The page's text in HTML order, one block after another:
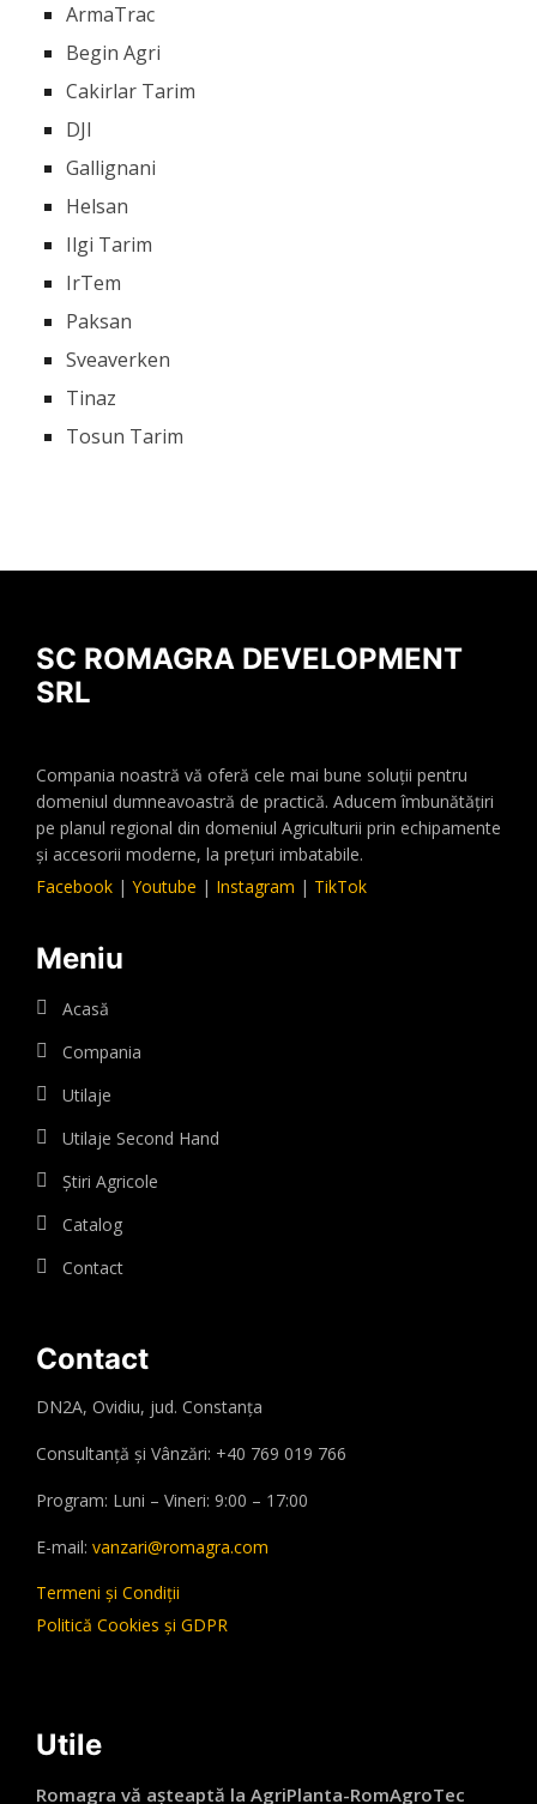
ArmaTrac
Begin Agri
Cakirlar Tarim
DJI
Gallignani
Helsan
Ilgi Tarim
IrTem
Paksan
Sveaverken
Tinaz
Tosun Tarim
SC ROMAGRA DEVELOPMENT
SRL
Compania noastră vă oferă cele mai bune soluții pentru
domeniul dumneavoastră de practică. Aducem îmbunătățiri
pe planul regional din domeniul Agriculturii prin echipamente
și accesorii moderne, la prețuri imbatabile.
Facebook | Youtube | Instagram | TikTok
Meniu
Acasă
Compania
Utilaje
Utilaje Second Hand
Știri Agricole
Catalog
Contact
Contact
DN2A, Ovidiu, jud. Constanța
Consultanță și Vânzări: +40 769 019 766
Program: Luni – Vineri: 9:00 – 17:00
E-mail: vanzari@romagra.com
Termeni și Condiții
Politică Cookies și GDPR
Utile
Romagra vă așteaptă la AgriPlanta-RomAgroTec